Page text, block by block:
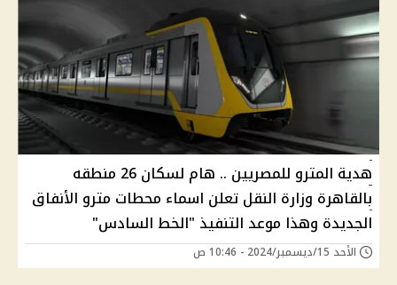
هدية المترو للمصريين .. هام لسكان 26 منطقه
بالقاهرة وزارة النقل تعلن اسماء محطات مترو الأنفاق
الجديدة وهذا موعد التنفيذ "الخط السادس"
الأحد 15/ديسمبر/2024 - 10:46 ص